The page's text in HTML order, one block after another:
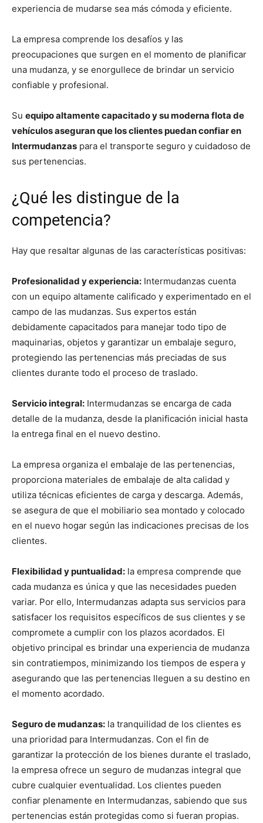
experiencia de mudarse sea más cómoda y eficiente.
La empresa comprende los desafíos y las
preocupaciones que surgen en el momento de planificar
una mudanza, y se enorgullece de brindar un servicio
confiable y profesional.
Su equipo altamente capacitado y su moderna flota de
vehículos aseguran que los clientes puedan confiar en
Intermudanzas para el transporte seguro y cuidadoso de
sus pertenencias.
¿Qué les distingue de la
competencia?
Hay que resaltar algunas de las características positivas:
Profesionalidad y experiencia: Intermudanzas cuenta
con un equipo altamente calificado y experimentado en el
campo de las mudanzas. Sus expertos están
debidamente capacitados para manejar todo tipo de
maquinarias, objetos y garantizar un embalaje seguro,
protegiendo las pertenencias más preciadas de sus
clientes durante todo el proceso de traslado.
Servicio integral: Intermudanzas se encarga de cada
detalle de la mudanza, desde la planificación inicial hasta
la entrega final en el nuevo destino.
La empresa organiza el embalaje de las pertenencias,
proporciona materiales de embalaje de alta calidad y
utiliza técnicas eficientes de carga y descarga. Además,
se asegura de que el mobiliario sea montado y colocado
en el nuevo hogar según las indicaciones precisas de los
clientes.
Flexibilidad y puntualidad: la empresa comprende que
cada mudanza es única y que las necesidades pueden
variar. Por ello, Intermudanzas adapta sus servicios para
satisfacer los requisitos específicos de sus clientes y se
compromete a cumplir con los plazos acordados. El
objetivo principal es brindar una experiencia de mudanza
sin contratiempos, minimizando los tiempos de espera y
asegurando que las pertenencias lleguen a su destino en
el momento acordado.
Seguro de mudanzas: la tranquilidad de los clientes es
una prioridad para Intermudanzas. Con el fin de
garantizar la protección de los bienes durante el traslado,
la empresa ofrece un seguro de mudanzas integral que
cubre cualquier eventualidad. Los clientes pueden
confiar plenamente en Intermudanzas, sabiendo que sus
pertenencias están protegidas como si fueran propias.